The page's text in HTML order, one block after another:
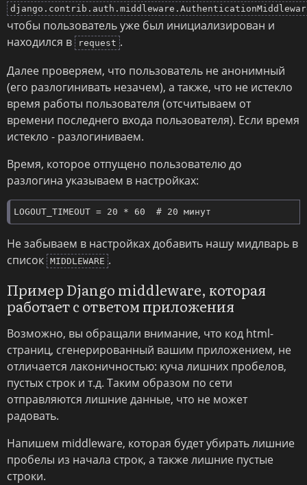
чтобы пользователь уже был инициализирован и
находился в
request .
Далее проверяем, что пользователь не анонимный
(его разлогинивать незачем), а также, что не истекло
время работы пользователя (отсчитываем от
времени последнего входа пользователя). Если время
истекло - разлогиниваем.
Время, которое отпущено пользователю до
разлогина указываем в настройках:
LOGOUT_TIMEOUT = 20 * 60  # 20 минут
Не забываем в настройках добавить нашу мидлварь в
список MIDDLEWARE .
Пример Django middleware, которая
работает с ответом приложения
Возможно, вы обращали внимание, что код html-
страниц, сгенерированный вашим приложением, не
отличается лаконичностью: куча лишних пробелов,
пустых строк и т.д. Таким образом по сети
отправляются лишние данные, что не может
радовать.
Напишем middleware, которая будет убирать лишние
пробелы из начала строк, а также лишние пустые
строки.